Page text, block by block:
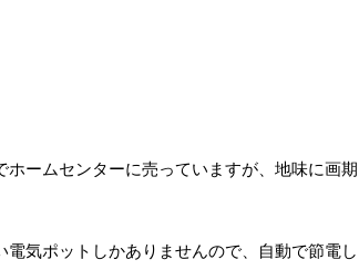
ホームセンターに売っていますが、地味に画期
気ポットしかありませんので、自動で節電し